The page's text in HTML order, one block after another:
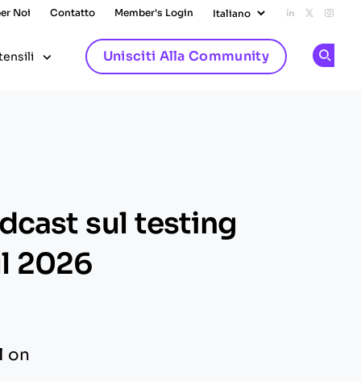
Noi Contatto Member's Login Add us on
Follow
Unisciti Alla Community
sul testing
2026
on